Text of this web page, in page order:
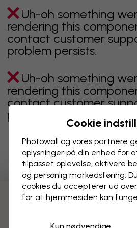
Uh-oh something
rendering this
contact customer
problem persists.
Uh-oh something
rendering this
contact customer
problem persists.
Viser side 1 af 1
Opdag flere kategorier
Cookie
Photowall og vores partnere
oplysninger på din enhed for
tilpasset oplevelse, aktivere
og personlig markedsføring.
cookies du accepterer ud
for at hjemmesiden kan